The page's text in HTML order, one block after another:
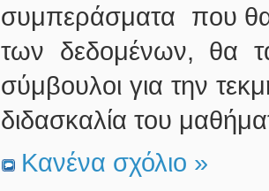
συμπεράσματα που
των δεδομένων, θα
σύμβουλοι για την
διδασκαλία του
Κανένα σχόλιο »